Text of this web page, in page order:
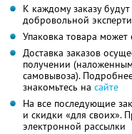
К каждому заказу
добровольной
Упаковка товара может
Доставка заказов
получении
самовывоза).
знакомьтесь на сайте
На все последующие
и скидки «для своих».
электронной рассылки